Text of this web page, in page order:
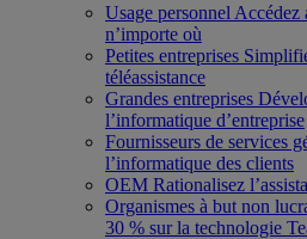
Usage personnel Accédez
n’importe où
Petites entreprises
téléassistance
Grandes entreprises
l’informatique d’entreprise
Fournisseurs de services
l’informatique des clients
OEM Rationalisez
Organismes à but non
30 % sur la technologie